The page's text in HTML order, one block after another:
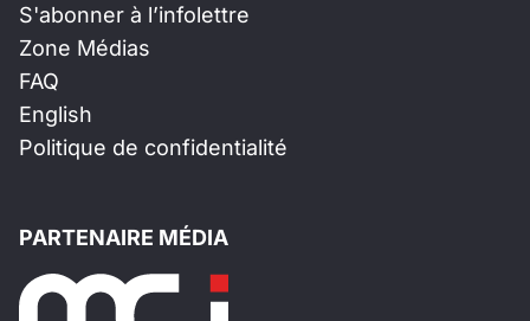
S'abonner à l’infolettre
Zone Médias
FAQ
English
Politique de confidentialité
PARTENAIRE MÉDIA